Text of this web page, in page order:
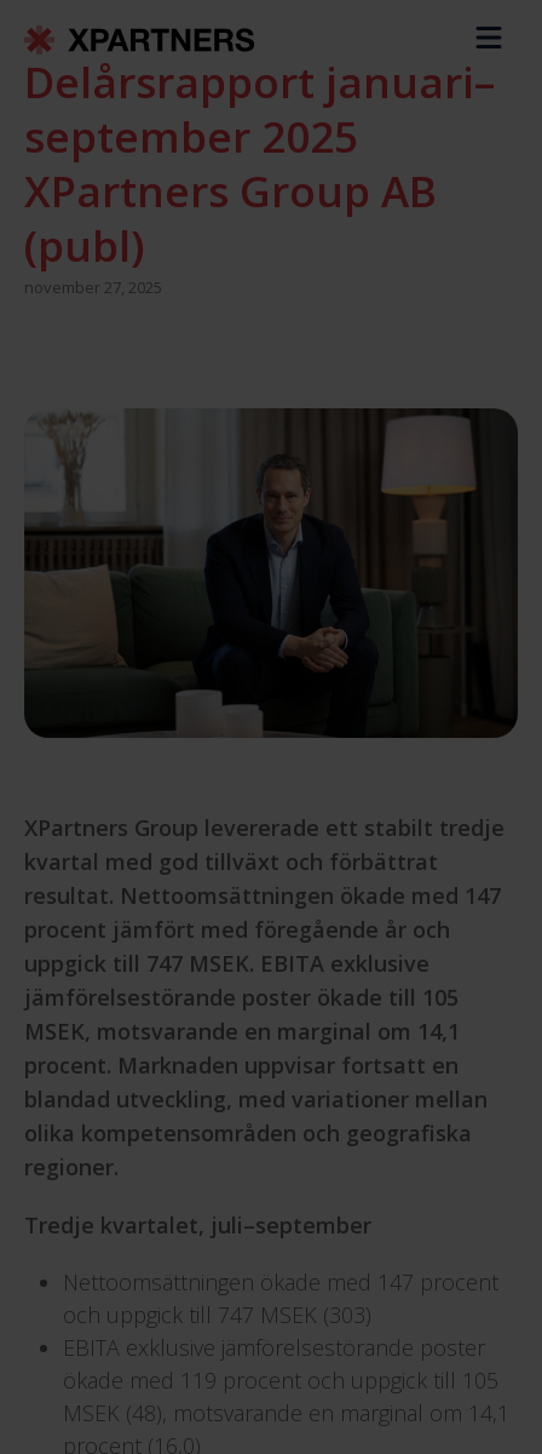
Delårsrapport januari–
september 2025
XPartners Group AB
(publ)
november 27, 2025
XPartners Group levererade ett stabilt tredje
kvartal med god tillväxt och förbättrat
resultat. Nettoomsättningen ökade med 147
procent jämfört med föregående år och
uppgick till 747 MSEK. EBITA exklusive
jämförelsestörande poster ökade till 105
MSEK, motsvarande en marginal om 14,1
procent. Marknaden uppvisar fortsatt en
blandad utveckling, med variationer mellan
olika kompetensområden och geografiska
regioner.
Tredje kvartalet, juli–september
Nettoomsättningen ökade med 147 procent
och uppgick till 747 MSEK (303)
EBITA exklusive jämförelsestörande poster
ökade med 119 procent och uppgick till 105
MSEK (48), motsvarande en marginal om 14,1
procent (16,0)